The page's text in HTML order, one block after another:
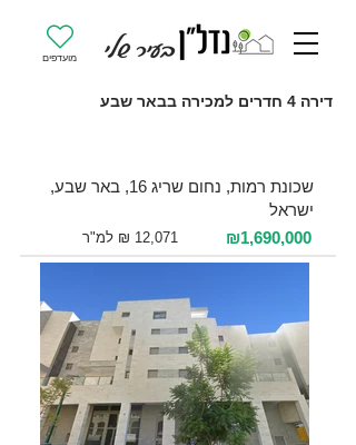
מועדפים
דירה 4 חדרים למכירה בבאר שבע
שכונת רמות, נחום שריג 16, באר שבע,
ישראל
₪1,690,000